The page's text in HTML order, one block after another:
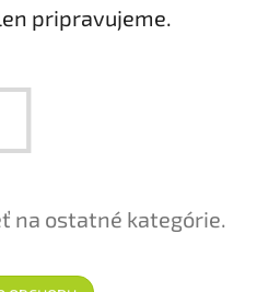
pripravujeme.
na ostatné kategórie.